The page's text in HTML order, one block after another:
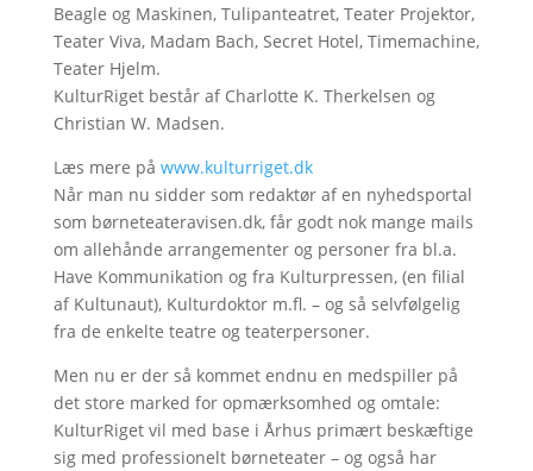
Beagle og Maskinen, Tulipanteatret, Teater Projektor,
Teater Viva, Madam Bach, Secret Hotel, Timemachine,
Teater Hjelm.
KulturRiget består af Charlotte K. Therkelsen og
Christian W. Madsen.
Læs mere på www.kulturriget.dk
Når man nu sidder som redaktør af en nyhedsportal
som børneteateravisen.dk, får godt nok mange mails
om allehånde arrangementer og personer fra bl.a.
Have Kommunikation og fra Kulturpressen, (en filial
af Kultunaut), Kulturdoktor m.fl. – og så selvfølgelig
fra de enkelte teatre og teaterpersoner.
Men nu er der så kommet endnu en medspiller på
det store marked for opmærksomhed og omtale:
KulturRiget vil med base i Århus primært beskæftige
sig med professionelt børneteater – og også har